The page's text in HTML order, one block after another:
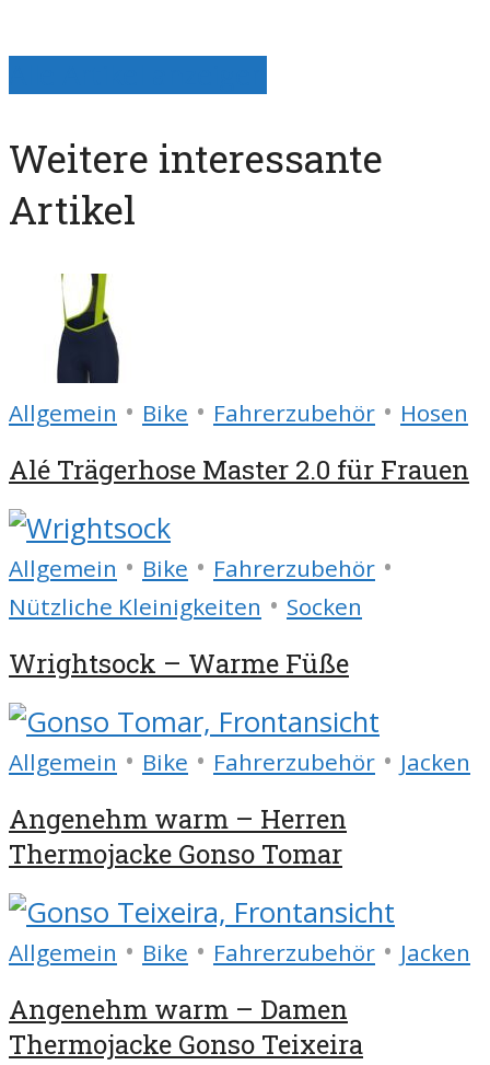
Weitere interessante
Artikel
Allgemein • Bike • Fahrerzubehör • Hosen
Alé Trägerhose Master 2.0 für Frauen
Allgemein • Bike • Fahrerzubehör •
Nützliche Kleinigkeiten • Socken
Wrightsock – Warme Füße
Allgemein • Bike • Fahrerzubehör • Jacken
Angenehm warm – Herren
Thermojacke Gonso Tomar
Allgemein • Bike • Fahrerzubehör • Jacken
Angenehm warm – Damen
Thermojacke Gonso Teixeira